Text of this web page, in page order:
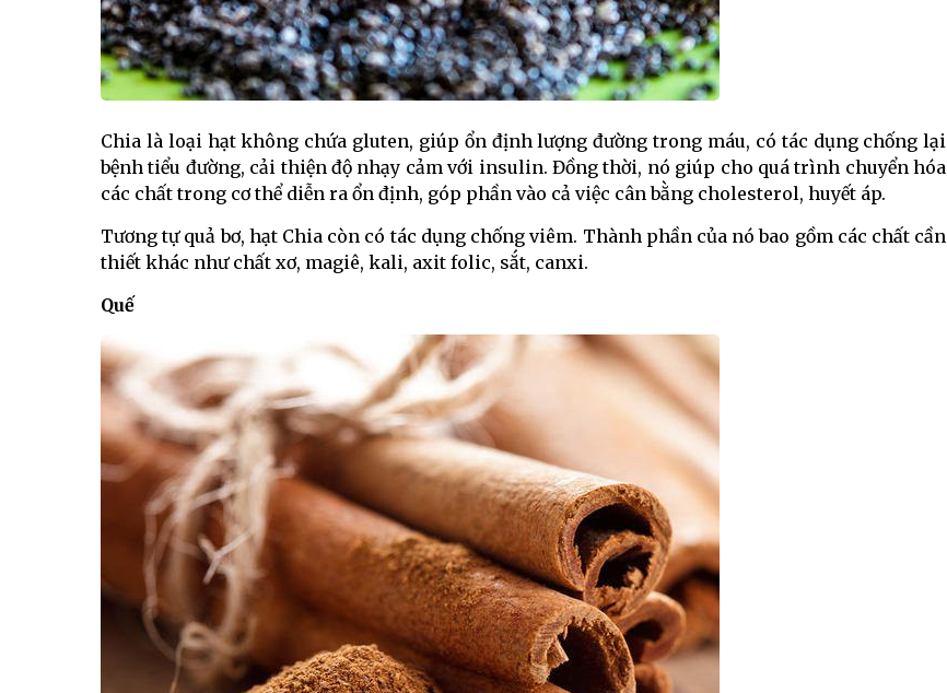
Chia là loại hạt không chứa gluten, giúp ổn định lượng đường trong máu, có tác dụng chống lại
bệnh tiểu đường, cải thiện độ nhạy cảm với insulin. Đồng thời, nó giúp cho quá trình chuyển hóa
các chất trong cơ thể diễn ra ổn định, góp phần vào cả việc cân bằng cholesterol, huyết áp.
Tương tự quả bơ, hạt Chia còn có tác dụng chống viêm. Thành phần của nó bao gồm các chất cần
thiết khác như chất xơ, magiê, kali, axit folic, sắt, canxi.
Quế